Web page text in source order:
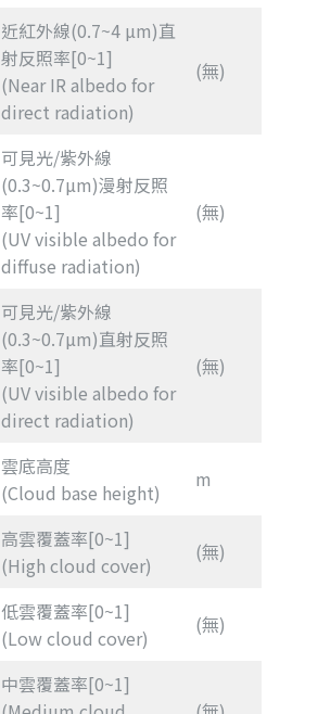
近紅外線(0.7~4 µm)直
射反照率[0~1]
(Near IR albedo for
direct radiation)
(無)
可見光/紫外線
(0.3~0.7µm)漫射反照
率[0~1]
(UV visible albedo for
diffuse radiation)
(無)
可見光/紫外線
(0.3~0.7µm)直射反照
率[0~1]
(UV visible albedo for
direct radiation)
(無)
雲底高度
(Cloud base height)
m
高雲覆蓋率[0~1]
(High cloud cover)
(無)
低雲覆蓋率[0~1]
(Low cloud cover)
(無)
中雲覆蓋率[0~1]